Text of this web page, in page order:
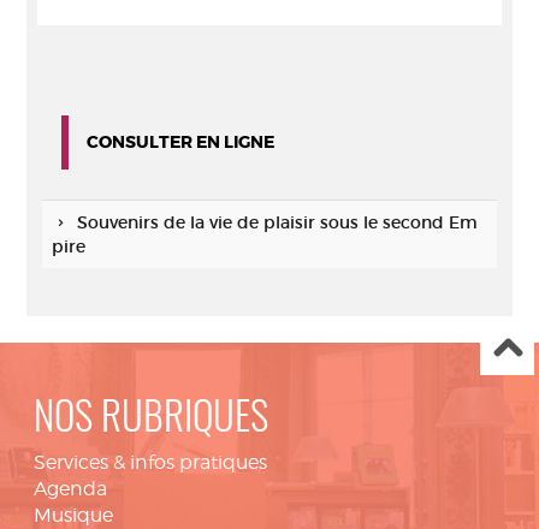
CONSULTER EN LIGNE
Souvenirs de la vie de plaisir sous le second Em
pire
NOS RUBRIQUES
Services & infos pratiques
Agenda
Musique